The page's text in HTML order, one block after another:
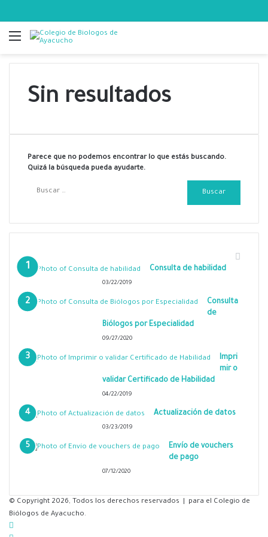
Menú
Sin resultados
Parece que no podemos encontrar lo que estás buscando.
Quizá la búsqueda pueda ayudarte.
c
Mas vistos
Consulta de habilidad
03/22/2019
Consulta
de
Biólogos por Especialidad
09/27/2020
Impri
mir o
validar Certificado de Habilidad
04/22/2019
Actualización de datos
03/23/2019
Envío de vouchers
de pago
07/12/2020
© Copyright 2026, Todos los derechos reservados | para el Colegio de
Biólogos de Ayacucho.